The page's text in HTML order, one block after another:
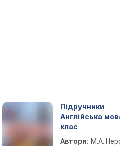
Підручники
Англійська
клас
Автори: М.А.